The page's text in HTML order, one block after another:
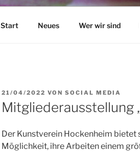
Start Neues Wer wir sind
VERÖFFENTLICHT
AM
21/04/2022 VON SOCIAL MEDIA
Mitgliederausstellung
Der Kunstverein Hockenheim
Möglichkeit, ihre Arbeiten einem